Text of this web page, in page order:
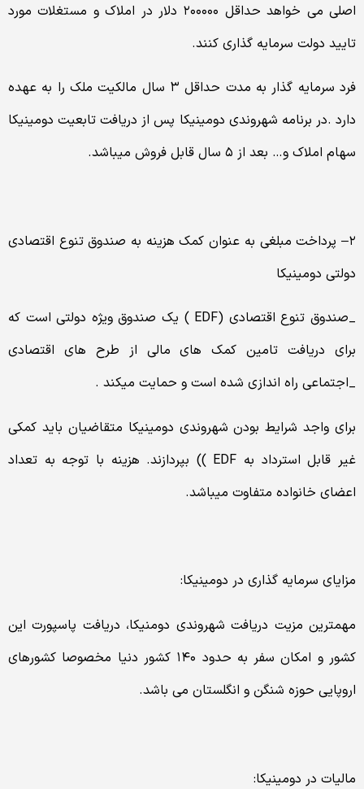
اصلی می خواهد حداقل ۲۰۰۰۰۰ دلار در املاک و مستغلات مورد
تایید دولت سرمایه گذاری کنند.
فرد سرمایه گذار به مدت حداقل ۳ سال مالکیت ملک را به عهده
دارد .در برنامه شهروندی دومینیکا پس از دریافت تابعیت دومینیکا
سهام املاک و… بعد از ۵ سال قابل فروش میباشد.
۲– پرداخت مبلغی به عنوان کمک هزینه به صندوق تنوع اقتصادی
دولتی دومینیکا
_صندوق تنوع اقتصادی (EDF ) یک صندوق ویژه دولتی است که
برای دریافت تامین کمک های مالی از طرح های اقتصادی
_اجتماعی راه اندازی شده است و حمایت میکند .
برای واجد شرایط بودن شهروندی دومینیکا متقاضیان باید کمکی
غیر قابل استرداد به EDF )) بپردازند. هزینه با توجه به تعداد
اعضای خانواده متفاوت میباشد.
مزایای سرمایه گذاری در دومینیکا:
مهمترین مزیت دریافت شهروندی دومنیکا، دریافت پاسپورت این
کشور و امکان سفر به حدود ۱۴۰ کشور دنیا مخصوصا کشورهای
اروپایی حوزه شنگن و انگلستان می باشد.
مالیات در دومینیکا: